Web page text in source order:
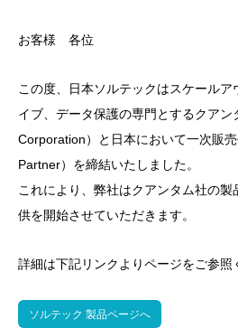
お客様 各位
この度、日本ソルテックはスケール
イブ、データ保護の専門とするクアン
Corporation）と日本において一次販
Partner）を締結いたしました。
これにより、弊社はクアンタム社の
供を開始させていただきます。
詳細は下記リンクよりページをご参照
ソルテック 製品ページへ